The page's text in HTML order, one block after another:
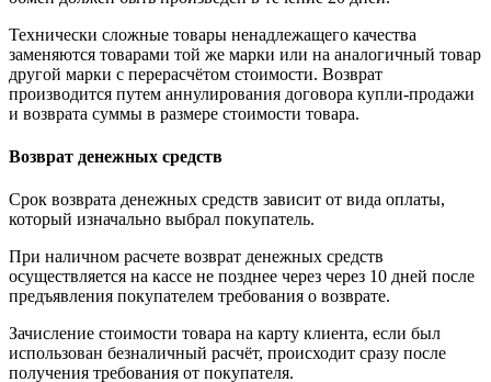
Технически сложные товары ненадлежащего качества
заменяются товарами той же марки или на аналогичный товар
другой марки с перерасчётом стоимости. Возврат
производится путем аннулирования договора купли-продажи
и возврата суммы в размере стоимости товара.
Возврат денежных средств
Срок возврата денежных средств зависит от вида оплаты,
который изначально выбрал покупатель.
При наличном расчете возврат денежных средств
осуществляется на кассе не позднее через через 10 дней после
предъявления покупателем требования о возврате.
Зачисление стоимости товара на карту клиента, если был
использован безналичный расчёт, происходит сразу после
получения требования от покупателя.